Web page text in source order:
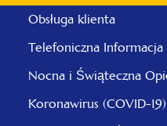
Obsługa klienta
Telefoniczna Informacja
Nocna i Świąteczna
Koronawirus (COVID-19)